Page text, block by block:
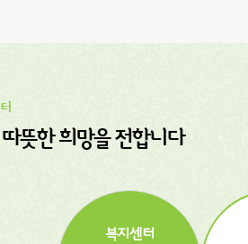
뜻한 희망을 전합니다
복지센터